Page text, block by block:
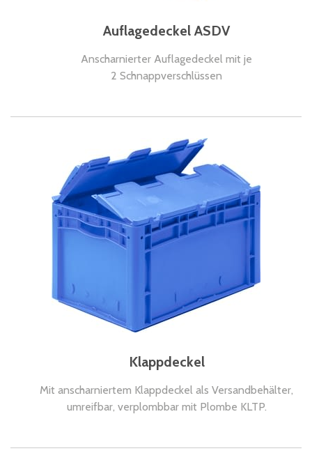
Auflagedeckel ASDV
Anscharnierter Auflagedeckel mit je
2 Schnappverschlüssen
Klappdeckel
Mit anscharniertem Klappdeckel als Versandbehälter,
umreifbar, verplombbar mit Plombe KLTP.